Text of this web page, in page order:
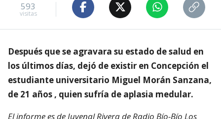
593
visitas
Después que se agravara su estado de salud en
los últimos días, dejó de existir en Concepción el
estudiante universitario Miguel Morán Sanzana,
de 21 años , quien sufría de aplasia medular.
El informe es de Juvenal Rivera de Radio Bío-Bío Los